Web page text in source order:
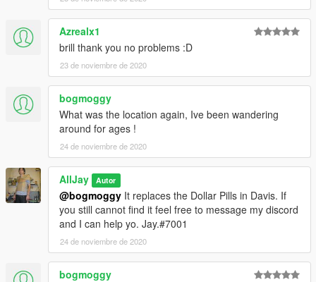
Azrealx1
brill thank you no problems :D
23 de noviembre de 2020
bogmoggy
What was the location again, Ive been wandering
around for ages !
24 de noviembre de 2020
AllJay Autor
@bogmoggy It replaces the Dollar Pills in Davis. If
you still cannot find it feel free to message my discord
and I can help yo. Jay.#7001
24 de noviembre de 2020
bogmoggy